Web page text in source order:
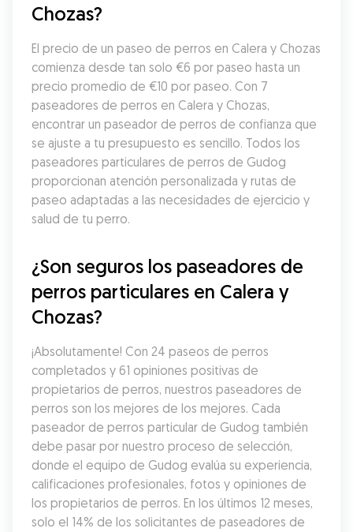
Chozas?
El precio de un paseo de perros en Calera y Chozas
comienza desde tan solo €6 por paseo hasta un
precio promedio de €10 por paseo. Con 7
paseadores de perros en Calera y Chozas,
encontrar un paseador de perros de confianza que
se ajuste a tu presupuesto es sencillo. Todos los
paseadores particulares de perros de Gudog
proporcionan atención personalizada y rutas de
paseo adaptadas a las necesidades de ejercicio y
salud de tu perro.
¿Son seguros los paseadores de
perros particulares en Calera y
Chozas?
¡Absolutamente! Con 24 paseos de perros
completados y 61 opiniones positivas de
propietarios de perros, nuestros paseadores de
perros son los mejores de los mejores. Cada
paseador de perros particular de Gudog también
debe pasar por nuestro proceso de selección,
donde el equipo de Gudog evalúa su experiencia,
calificaciones profesionales, fotos y opiniones de
los propietarios de perros. En los últimos 12 meses,
solo el 14% de los solicitantes de paseadores de